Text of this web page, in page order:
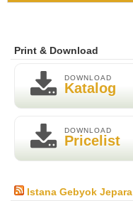
Print & Download
DOWNLOAD
Katalog
DOWNLOAD
Pricelist
Istana Gebyok Jepara